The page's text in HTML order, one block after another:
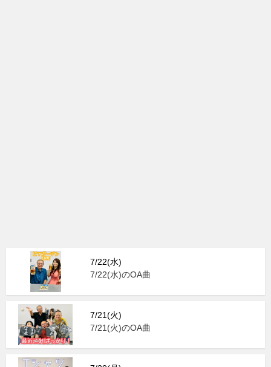
7/22(水)
7/22(水)のOA曲
7/21(火)
7/21(火)のOA曲